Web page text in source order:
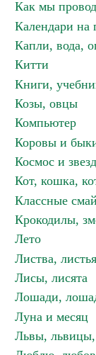
Как мы
Календари на
Капли, вода,
Китти
Книги,
Козы, овцы
Компьютер
Коровы и
Космос и
Кот, кошка,
Классные
Крокодилы,
Лето
Листва, листья
Лисы, лисята
Лошади,
Луна и месяц
Львы, львицы,